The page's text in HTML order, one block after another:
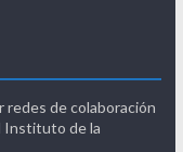
de colaboración
Instituto de la